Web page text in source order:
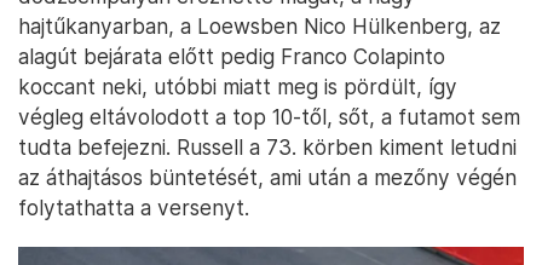
hajtűkanyarban, a Loewsben Nico Hülkenberg, az
alagút bejárata előtt pedig Franco Colapinto
koccant neki, utóbbi miatt meg is pördült, így
végleg eltávolodott a top 10-től, sőt, a futamot sem
tudta befejezni. Russell a 73. körben kiment letudni
az áthajtásos büntetését, ami után a mezőny végén
folytathatta a versenyt.